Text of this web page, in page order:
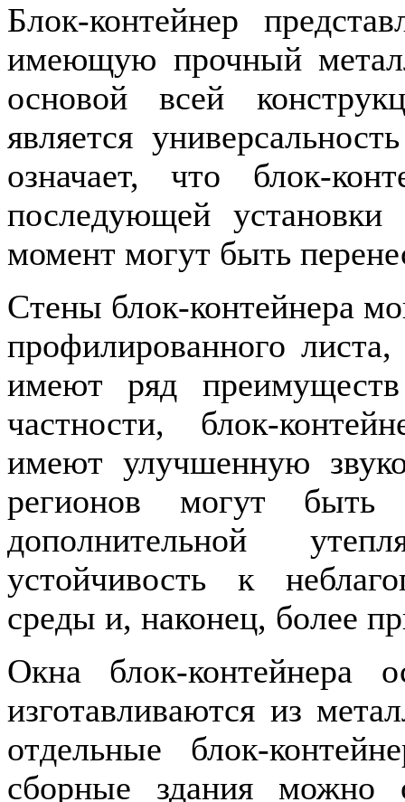
Блок-контейнер
имеющую прочный
основой всей
является
означает, что блок-
последующей
момент могут быть
Стены блок-контейнера
профилированного
имеют ряд
частности, блок-
имеют улучшенную
регионов могут быть
дополнительной
устойчивость к
среды и, наконец, более
Окна блок-контейнера
изготавливаются из
отдельные блок-
сборные здания можно